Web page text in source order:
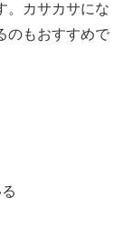
。カサカサにな
のもおすすめで